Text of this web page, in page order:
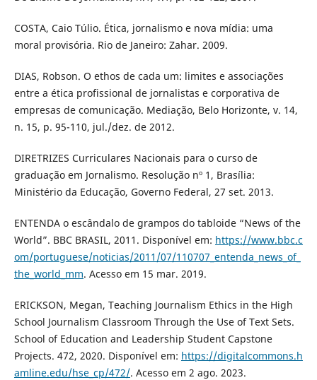
COSTA, Caio Túlio. Ética, jornalismo e nova mídia: uma
moral provisória. Rio de Janeiro: Zahar. 2009.
DIAS, Robson. O ethos de cada um: limites e associações
entre a ética profissional de jornalistas e corporativa de
empresas de comunicação. Mediação, Belo Horizonte, v. 14,
n. 15, p. 95-110, jul./dez. de 2012.
DIRETRIZES Curriculares Nacionais para o curso de
graduação em Jornalismo. Resolução nº 1, Brasília:
Ministério da Educação, Governo Federal, 27 set. 2013.
ENTENDA o escândalo de grampos do tabloide “News of the
World”. BBC BRASIL, 2011. Disponível em: https://www.bbc.c
om/portuguese/noticias/2011/07/110707_entenda_news_of_
the_world_mm. Acesso em 15 mar. 2019.
ERICKSON, Megan, Teaching Journalism Ethics in the High
School Journalism Classroom Through the Use of Text Sets.
School of Education and Leadership Student Capstone
Projects. 472, 2020. Disponível em: https://digitalcommons.h
amline.edu/hse_cp/472/. Acesso em 2 ago. 2023.